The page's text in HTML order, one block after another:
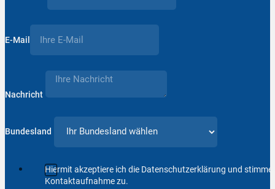
E-Mail
Nachricht
Bundesland
Hiermit akzeptiere ich die Datenschutzerklärung und
Kontaktaufnahme zu.